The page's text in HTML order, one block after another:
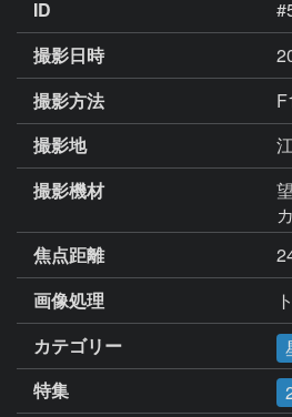
ID
撮影日時
撮影方法
撮影地
撮影機材
焦点距離
画像処理
カテゴリー
特集